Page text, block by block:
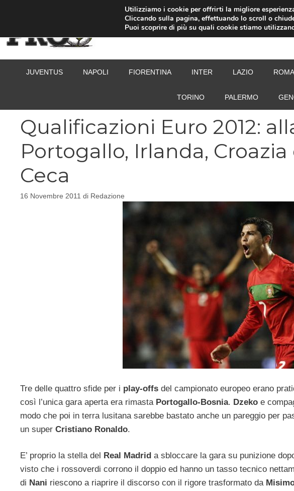
JUVENTUS NAPOLI FIORENTINA INTER LAZIO ROMA
TORINO PALERMO
Qualificazioni Euro 2012:
Portogallo, Irlanda,
Ceca
16 Novembre 2011 di Redazione
Tre delle quattro sfide per i play-offs del campionato europeo erano
così l’unica gara aperta era rimasta Portogallo-Bosnia. Dzeko e
modo che poi in terra lusitana sarebbe bastato anche un pareggio per
un super Cristiano Ronaldo.
E’ proprio la stella del Real Madrid a sbloccare la gara su punizione
visto che i rossoverdi corrono il doppio ed hanno un tasso tecnico
di Nani riescono a riaprire il discorso con il rigore trasformato da
Utilizziamo i cookie per offrirti la migliore
Cliccando sulla pagina, effettuando lo scroll o
Puoi scoprire di più su quali cookie stiamo